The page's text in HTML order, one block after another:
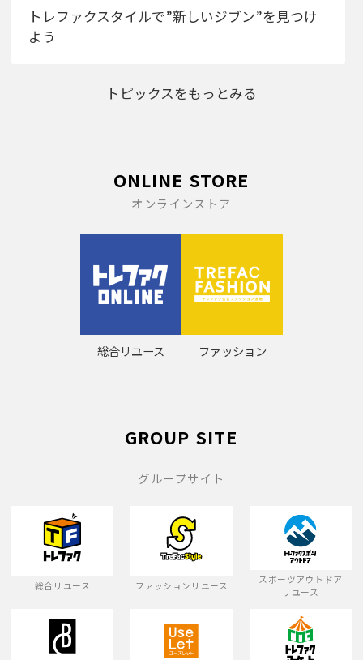
トレファクスタイルで”新しいジブン”を見つけ
よう
トピックスをもっとみる
ONLINE STORE
オンラインストア
総合リユース ファッション
GROUP SITE
グループサイト
総合リユース ファッションリユース
スポーツアウトドア
リユース